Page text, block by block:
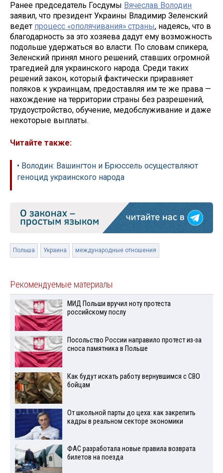
Ранее председатель Госдумы Вячеслав Володин
заявил, что президент Украины Владимир Зеленский
ведет процесс «ополячивания» страны, надеясь, что в
благодарность за это хозяева дадут ему возможность
подольше удержаться во власти. По словам спикера,
Зеленский принял много решений, ставших огромной
трагедией для украинского народа. Среди таких
решений закон, который фактически приравняет
поляков к украинцам, предоставляя им те же права —
нахождение на территории страны без разрешений,
трудоустройство, обучение, медобслуживание и даже
некоторые выплаты.
Читайте также:
• Володин: Вашингтон и Брюссель осуществляют
геноцид украинского народа
Польша Украина международные отношения
Рекомендуемые материалы
МИД Польши вручил ноту протеста
российскому послу
Посольство России направило протест из-за
сноса памятника в Польше
Как будут искать работу вернувшимся с СВО
бойцам
От школьной парты до цеха: как закрепить
кадры в реальном секторе экономики
ФАС разработала новые правила возврата
билетов на поезда